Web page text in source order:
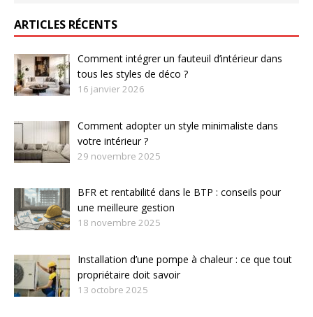
ARTICLES RÉCENTS
Comment intégrer un fauteuil d’intérieur dans
tous les styles de déco ?
16 janvier 2026
Comment adopter un style minimaliste dans
votre intérieur ?
29 novembre 2025
BFR et rentabilité dans le BTP : conseils pour
une meilleure gestion
18 novembre 2025
Installation d’une pompe à chaleur : ce que tout
propriétaire doit savoir
13 octobre 2025